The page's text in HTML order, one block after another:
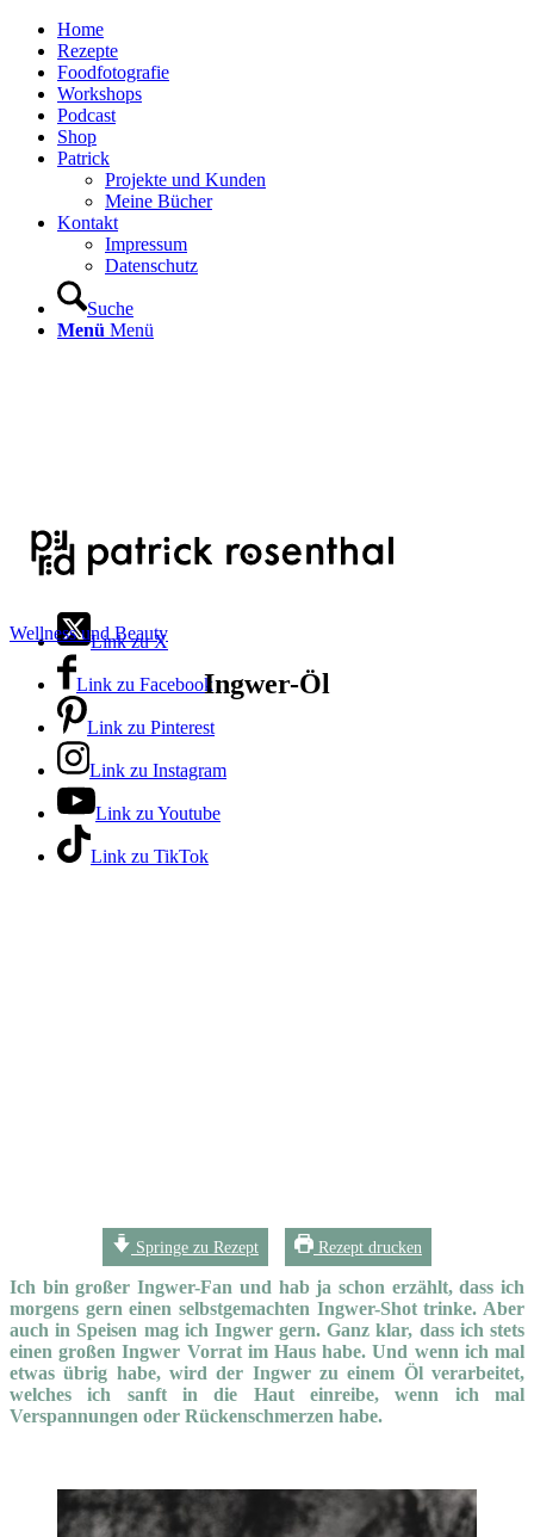
Home
Rezepte
Foodfotografie
Workshops
Podcast
Shop
Patrick
Projekte und Kunden
Meine Bücher
Kontakt
Impressum
Datenschutz
Suche
Menü Menü
Link zu X
Link zu Facebook
Link zu Pinterest
Link zu Instagram
Link zu Youtube
Link zu TikTok
Wellness und Beauty
Ingwer-Öl
Springe zu Rezept Rezept drucken
Ich bin großer Ingwer-Fan und hab ja schon erzählt, dass ich
morgens gern einen selbstgemachten Ingwer-Shot trinke. Aber
auch in Speisen mag ich Ingwer gern. Ganz klar, dass ich stets
einen großen Ingwer Vorrat im Haus habe. Und wenn ich mal
etwas übrig habe, wird der Ingwer zu einem Öl verarbeitet,
welches ich sanft in die Haut einreibe, wenn ich mal
Verspannungen oder Rückenschmerzen habe.